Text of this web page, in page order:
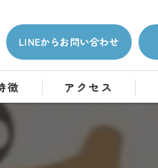
LINEからお問い合わせ
徴 アクセス